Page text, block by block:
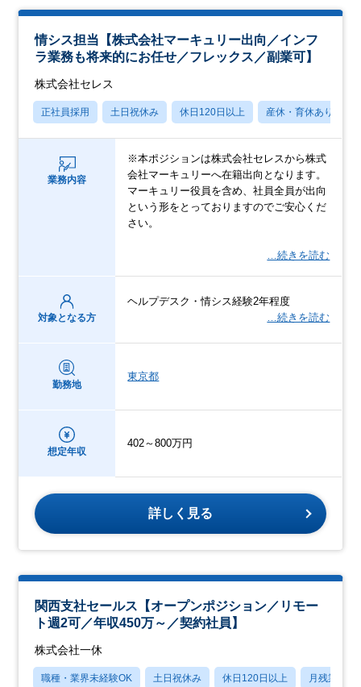
情シス担当【株式会社マーキュリー出向／インフ
ラ業務も将来的にお任せ／フレックス／副業可】
株式会社セレス
正社員採用 土日祝休み 休日120日以上 産休・育休あり
業務内容
※本ポジションは株式会社セレスから株式
会社マーキュリーへ在籍出向となります。
マーキュリー役員を含め、社員全員が出向
という形をとっておりますのでご安心くだ
さい。
…続きを読む
対象となる方
ヘルプデスク・情シス経験2年程度
…続きを読む
勤務地
東京都
想定年収
402～800万円
詳しく見る
関西支社セールス【オープンポジション／リモー
ト週2可／年収450万～／契約社員】
株式会社一休
職種・業界未経験OK 土日祝休み 休日120日以上 月残業20